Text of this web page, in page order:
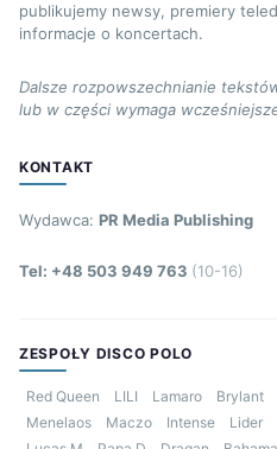
publikujemy newsy, premiery
informacje o koncertach.
Dalsze rozpowszechnianie
lub w części wymaga
KONTAKT
Wydawca: PR Media Publishing
Tel: +48 503 949 763 (10-16)
ZESPOŁY DISCO POLO
Red Queen LILI Lamaro Brylant
Menelaos
Maczo Intense Lider